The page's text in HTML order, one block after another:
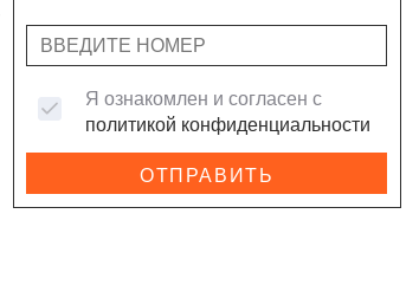
Я ознакомлен и согласен с
политикой конфиденциальности
ОТПРАВИТЬ